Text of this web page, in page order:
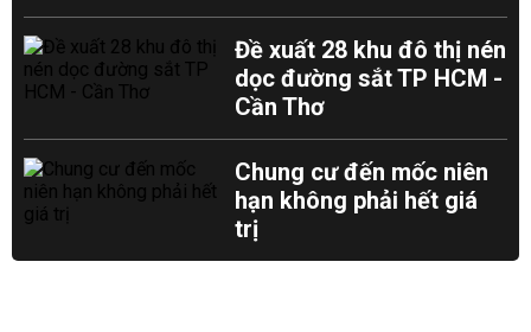
Đề xuất 28 khu đô thị nén
dọc đường sắt TP HCM -
Cần Thơ
Chung cư đến mốc niên
hạn không phải hết giá
trị